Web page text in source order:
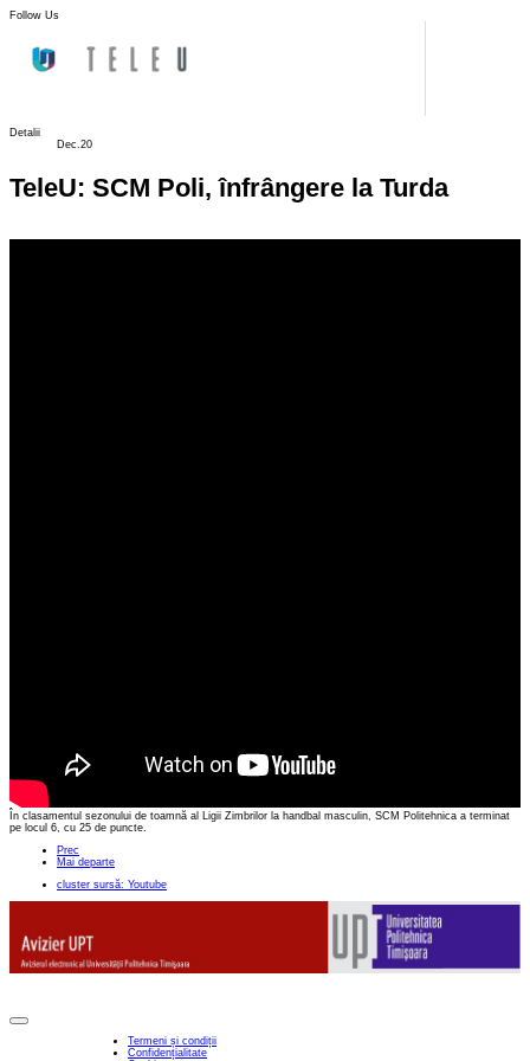
Follow Us
Detalii
Dec.20
TeleU: SCM Poli, înfrângere la Turda
În clasamentul sezonului de toamnă al Ligii Zimbrilor la handbal masculin, SCM Politehnica a terminat
pe locul 6, cu 25 de puncte.
Prec
Mai departe
cluster sursă: Youtube
Termeni și condiții
Confidențialitate